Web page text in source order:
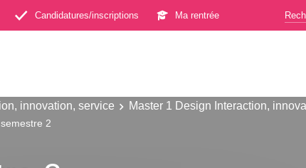
Candidatures/inscriptions Ma rentrée
innovation, service
Master 1 Design Interaction,
2